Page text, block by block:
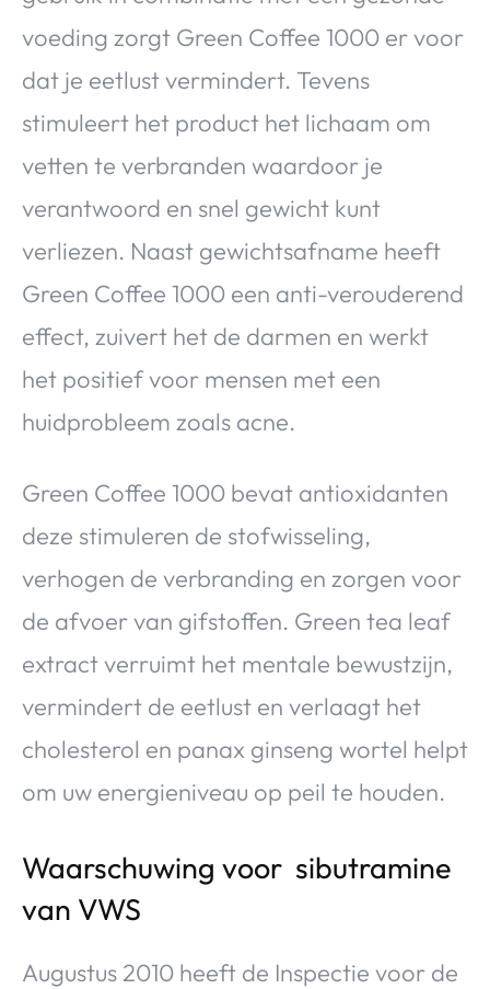
voeding zorgt Green Coffee 1000 er voor
dat je eetlust vermindert. Tevens
stimuleert het product het lichaam om
vetten te verbranden waardoor je
verantwoord en snel gewicht kunt
verliezen. Naast gewichtsafname heeft
Green Coffee 1000 een anti-verouderend
effect, zuivert het de darmen en werkt
het positief voor mensen met een
huidprobleem zoals acne.
Green Coffee 1000 bevat antioxidanten
deze stimuleren de stofwisseling,
verhogen de verbranding en zorgen voor
de afvoer van gifstoffen. Green tea leaf
extract verruimt het mentale bewustzijn,
vermindert de eetlust en verlaagt het
cholesterol en panax ginseng wortel helpt
om uw energieniveau op peil te houden.
Waarschuwing voor sibutramine
van VWS
Augustus 2010 heeft de Inspectie voor de